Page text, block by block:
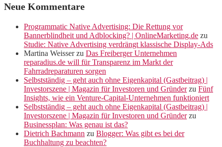
Neue Kommentare
Programmatic Native Advertising: Die Rettung vor
Bannerblindheit und Adblocking? | OnlineMarketing.de zu
Studie: Native Advertising verdrängt klassische Display-Ads
Martina Weisserzu Das Freiberger Unternehmen
reparadius.de will für Transparenz im Markt der
Fahrradreparaturen sorgen
Selbstständig – geht auch ohne Eigenkapital (Gastbeitrag) |
Investorszene | Magazin für Investoren und Gründerzu Fünf
Insights, wie ein Venture-Capital-Unternehmen funktioniert
Selbstständig – geht auch ohne Eigenkapital (Gastbeitrag) |
Investorszene | Magazin für Investoren und Gründerzu
Businessplan: Was genau ist das?
Dietrich Bachmann zu Blogger: Was gibt es bei der
Buchhaltung zu beachten?